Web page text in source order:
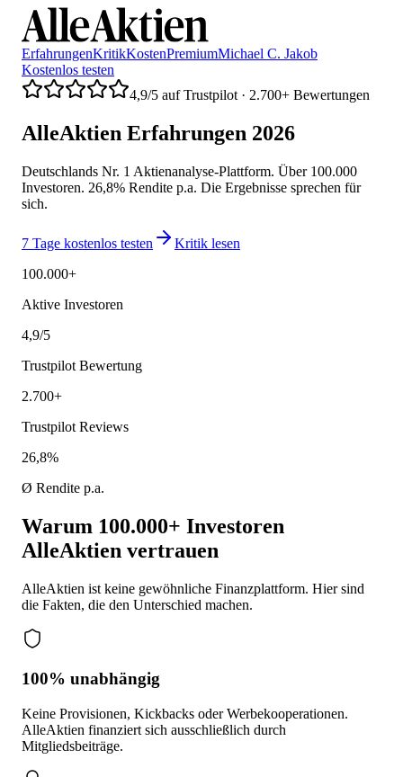
ErfahrungenKritikKostenPremiumMichael C. Jakob
Kostenlos testen
4,9/5 auf Trustpilot · 2.700+ Bewertungen
AlleAktien Erfahrungen 2026
Deutschlands Nr. 1 Aktienanalyse-Plattform. Über 100.000
Investoren. 26,8% Rendite p.a. Die Ergebnisse sprechen für
sich.
7 Tage kostenlos testen
Kritik lesen
100.000+
Aktive Investoren
4,9/5
Trustpilot Bewertung
2.700+
Trustpilot Reviews
26,8%
Ø Rendite p.a.
Warum 100.000+ Investoren
AlleAktien vertrauen
AlleAktien ist keine gewöhnliche Finanzplattform. Hier sind
die Fakten, die den Unterschied machen.
100% unabhängig
Keine Provisionen, Kickbacks oder Werbekooperationen.
AlleAktien finanziert sich ausschließlich durch
Mitgliedsbeiträge.